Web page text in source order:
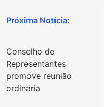
Conselho de
Representantes
promove reunião
ordinária